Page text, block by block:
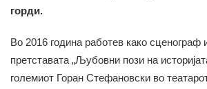
горди.
Во 2016 година работев како сценограф
претставата „Љубовни пози на
големиот Горан Стефановски во